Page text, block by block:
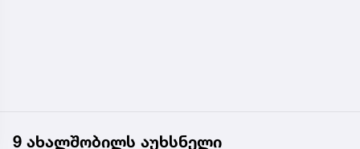
9 ახალშობილს აუხსნელი